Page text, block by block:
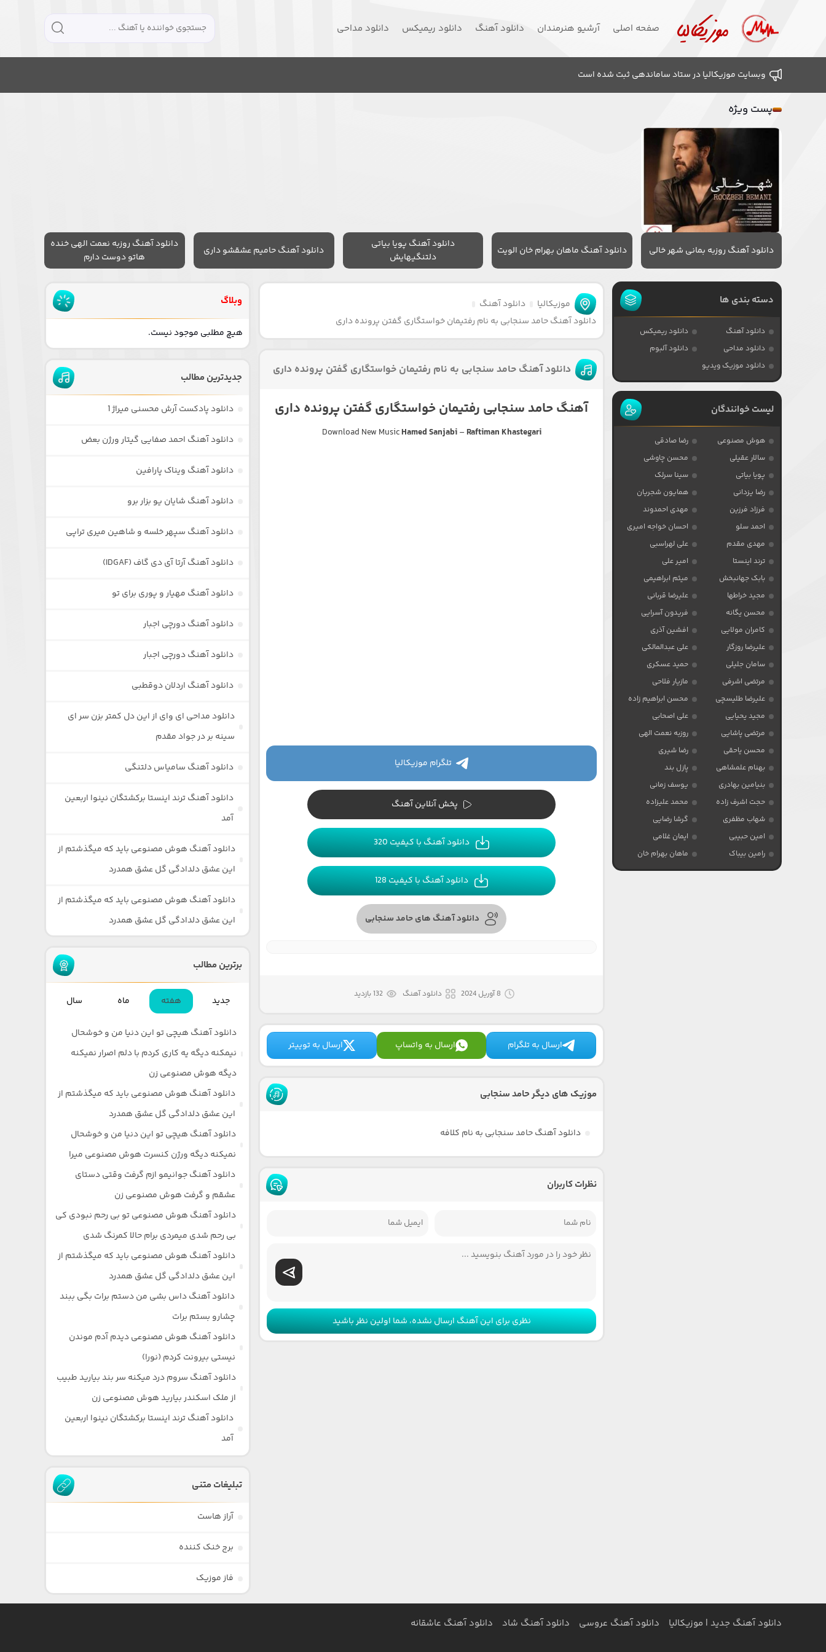
صفحه اصلی آرشیو هنرمندان دانلود آهنگ دانلود ریمیکس دانلود مداحی
وبسایت موزیکالیا در ستاد ساماندهی ثبت شده است
پست ویژه
دانلود آهنگ روزبه بمانی شهر خالی دانلود آهنگ ماهان بهرام خان الویت
دانلود آهنگ پویا بیاتی
دلتنگیهایش
دانلود آهنگ حامیم عشقشو داری
دانلود آهنگ روزبه نعمت الهی خنده
هاتو دوست دارم
موزیکالیا
دانلود آهنگ
دانلود آهنگ حامد سنجابی به نام رفتیمان خواستگاری گفتن پرونده داری
دانلود آهنگ حامد سنجابی به نام رفتیمان خواستگاری گفتن پرونده داری
آهنگ حامد سنجابی رفتیمان خواستگاری گفتن پرونده داری
Download New MusicHamed Sanjabi– Raftiman Khastegari
تلگرام موزیکالیا
پخش آنلاین آهنگ
دانلود آهنگ با کیفیت 320
دانلود آهنگ با کیفیت 128
دانلود آهنگ های حامد سنجابی
8 آوریل 2024 دانلود آهنگ 132 بازدید
ارسال به تلگرام ارسال به واتساپ ارسال به توییتر
موزیک های دیگر حامد سنجابی
دانلود آهنگ حامد سنجابی به نام کلافه
نظرات کاربران
نظری برای این آهنگ ارسال نشده، شما اولین نظر باشید
دسته بندی ها
دانلود آهنگ
دانلود ریمیکس
دانلود مداحی
دانلود آلبوم
دانلود موزیک ویدیو
لیست خوانندگان
هوش مصنوعی
رضا صادقی
سالار عقیلی
محسن چاوشی
پویا بیاتی
سینا سرلک
رضا یزدانی
همایون شجریان
فرزاد فرزین
مهدی احمدوند
احمد سلو
احسان خواجه امیری
مهدی مقدم
علی لهراسبی
ترند اینستا
امیر علی
بابک جهانبخش
میثم ابراهیمی
مجید خراطها
علیرضا قربانی
محسن یگانه
فریدون آسرایی
کامران مولایی
افشین آذری
علیرضا روزگار
علی عبدالمالکی
سامان جلیلی
حمید عسکری
مرتضی اشرفی
مازیار فلاحی
علیرضا طلیسچی
محسن ابراهیم زاده
مجید یحیایی
علی اصحابی
مرتضی پاشایی
روزبه نعمت الهی
محسن یاحقی
رضا شیری
بهنام علمشاهی
پازل بند
بنیامین بهادری
یوسف زمانی
حجت اشرف زاده
محمد علیزاده
شهاب مظفری
گرشا رضایی
امین حبیبی
ایمان غلامی
رامین بیباک
ماهان بهرام خان
وبلاگ
هیچ مطلبی موجود نیست.
جدیدترین مطالب
دانلود پادکست آرش محسنی میراژ 1
دانلود آهنگ احمد صفایی گیتار ورژن بعض
دانلود آهنگ ویناک پارافین
دانلود آهنگ شایان یو بزار برو
دانلود آهنگ سپهر خلسه و شاهین میری تراپی
دانلود آهنگ آرتا آی دی گاف (IDGAF)
دانلود آهنگ مهیار و پوری برای تو
دانلود آهنگ دورچی اجبار
دانلود آهنگ دورچی اجبار
دانلود آهنگ اردلان دوقطبی
دانلود مداحی ای وای از این دل کمتر بزن سر ای
سینه بر در جواد مقدم
دانلود آهنگ سامیاس دلتنگی
دانلود آهنگ ترند اینستا برکشتگان نینوا اربعین
آمد
دانلود آهنگ هوش مصنوعی باید که میگذشتم از
این عشق دلدادگی گل عشق همدرد
دانلود آهنگ هوش مصنوعی باید که میگذشتم از
این عشق دلدادگی گل عشق همدرد
برترین مطالب
جدید هفته ماه سال
دانلود آهنگ هیچی تو این دنیا من و خوشحال
نیمکنه دیگه یه کاری کردم با دلم اصرار نمیکنه
دیگه هوش مصنوعی زن
دانلود آهنگ هوش مصنوعی باید که میگذشتم از
این عشق دلدادگی گل عشق همدرد
دانلود آهنگ هیچی تو این دنیا من و خوشحال
نمیکنه دیگه ورژن کنسرت هوش مصنوعی میرا
دانلود آهنگ جوانیمو ازم گرفت وقتی دستای
عشقم و گرفت هوش مصنوعی زن
دانلود آهنگ هوش مصنوعی تو بی رحم نبودی کی
بی رحم شدی میمردی برام حالا کمرنگ شدی
دانلود آهنگ هوش مصنوعی باید که میگذشتم از
این عشق دلدادگی گل عشق همدرد
دانلود آهنگ داس بشی من دستم برات بگی ببند
چشارو بستم برات
دانلود آهنگ هوش مصنوعی دیدم آدم موندن
نیستی بیرونت کردم (نورا)
دانلود آهنگ سروم درد میکنه سر بند بیارید طبیب
از ملک اسکندر بیارید هوش مصنوعی زن
دانلود آهنگ ترند اینستا برکشتگان نینوا اربعین
آمد
تبلیغات متنی
آراز هاست
برج خنک کننده
فاز موزیک
دانلود آهنگ جدید | موزیکالیا دانلود آهنگ عروسی دانلود آهنگ شاد دانلود آهنگ عاشقانه